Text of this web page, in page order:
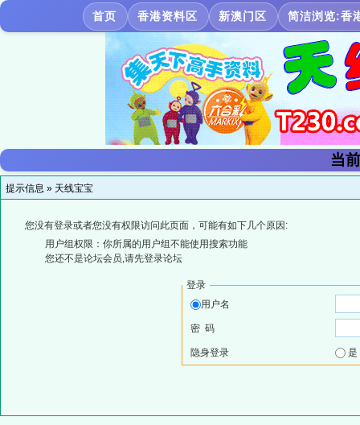
首页 香港资料区 新澳门区 简洁浏览:香
当
提示信息 » 天线宝宝
您没有登录或者您没有权限访问此页面，可能有如下几个原因:
用户组权限：你所属的用户组不能使用搜索功能
您还不是论坛会员,请先登录论坛
登录
用户名
密 码
隐身登录